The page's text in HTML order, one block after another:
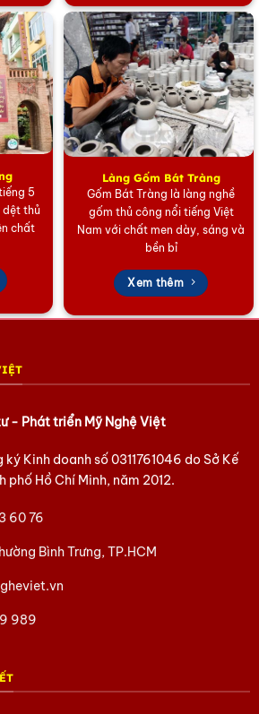
5
dệt thủ
chất
Làng Gốm Bát Tràng
Gốm Bát Tràng là làng nghề
gốm thủ công nổi tiếng Việt
Nam với chất men dày, sáng và
bền bỉ
Xem thêm
- Phát triển Mỹ Nghệ Việt
ký Kinh doanh số0311761046 do Sở Kế
phố Hồ Chí Minh, năm 2012.
60 76
Bình Trưng, TP.HCM
989